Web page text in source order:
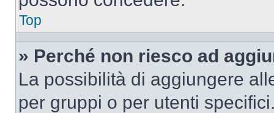
Top
» Perché non riesco ad
La possibilità di aggiungere
per gruppi o per utenti